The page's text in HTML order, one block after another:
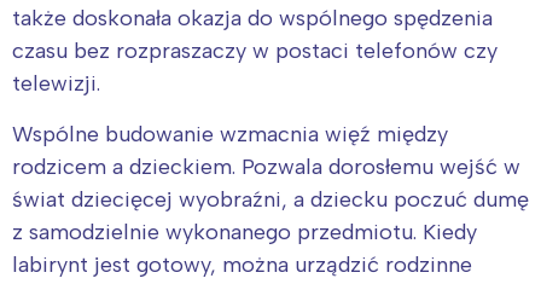
także doskonała okazja do wspólnego spędzenia
czasu bez rozpraszaczy w postaci telefonów czy
telewizji.
Wspólne budowanie wzmacnia więź między
rodzicem a dzieckiem. Pozwala dorosłemu wejść w
świat dziecięcej wyobraźni, a dziecku poczuć dumę
z samodzielnie wykonanego przedmiotu. Kiedy
labirynt jest gotowy, można urządzić rodzinne